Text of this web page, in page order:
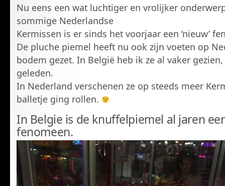
Nu eens een wat luchtiger en vrolijker
sommige Nederlandse
Kermissen is er sinds het voorjaar een ‘nieuw’
De pluche piemel heeft nu ook zijn voeten op
bodem gezet. In België heb ik ze al vaker
geleden.
In Nederland verschenen ze op steeds meer
balletje ging rollen.
In Belgie is de knuffelpiemel al jaren
fenomeen.